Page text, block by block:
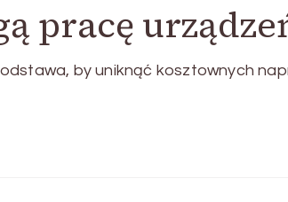
pracę
by uniknąć kosztownych